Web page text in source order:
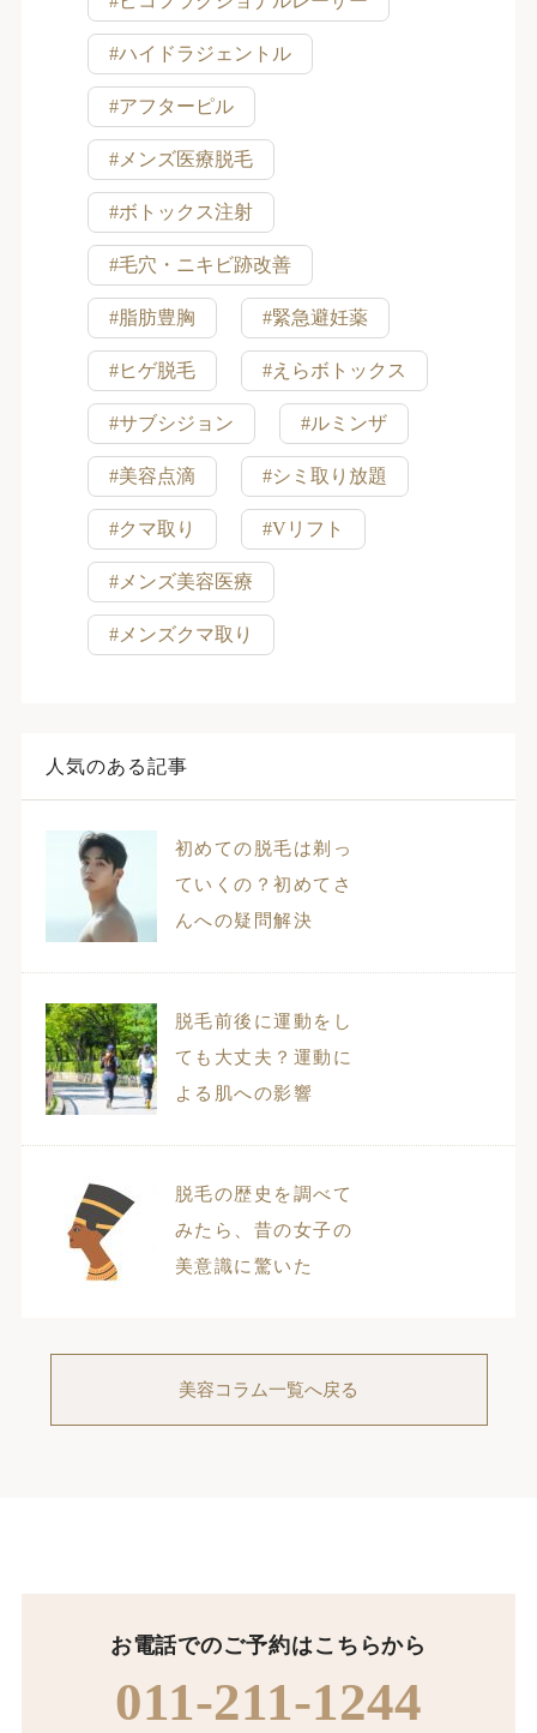
#ハイドラジェントル
#アフターピル
#メンズ医療脱毛
#ボトックス注射
#毛穴・ニキビ跡改善
#脂肪豊胸 #緊急避妊薬
#ヒゲ脱毛 #えらボトックス
#サブシジョン #ルミンザ
#美容点滴 #シミ取り放題
#クマ取り #Vリフト
#メンズ美容医療
#メンズクマ取り
人気のある記事
初めての脱毛は剃っ
ていくの？初めてさ
んへの疑問解決
脱毛前後に運動をし
ても大丈夫？運動に
よる肌への影響
脱毛の歴史を調べて
みたら、昔の女子の
美意識に驚いた
美容コラム一覧へ戻る
お電話でのご予約はこちらから
011-211-1244